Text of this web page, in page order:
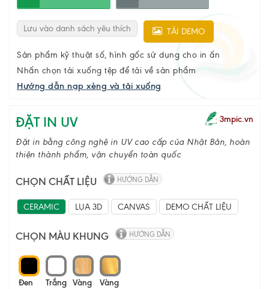
Lưu vào danh sách yêu thích TẢI DEMO
Sản phẩm kỹ thuật số, hình gốc sử dụng cho in ấn
Nhấn chọn tải xuống tệp để tải về sản phẩm
Hướng dẫn nạp xèng và tải xuống
ĐẶT IN UV 3mpic.vn
Đặt in bằng công nghệ in UV cao cấp của Nhật Bản, hoàn
thiện thành phẩm, vận chuyển toàn quốc
CHỌN CHẤT LIỆU HƯỚNG DẪN
CERAMIC LỤA 3D CANVAS DEMO CHẤT LIỆU
CHỌN MÀU KHUNG HƯỚNG DẪN
Đen Trắng Vàng
Vàng